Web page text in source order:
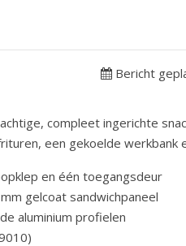
Bericht
compleet ingerichte
een gekoelde
en één toegangsdeur
gelcoat sandwichpaneel
aluminium profielen